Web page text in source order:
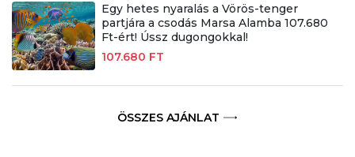
Egy hetes nyaralás a Vörös-tenger
partjára a csodás Marsa Alamba 107.680
Ft-ért! Ússz dugongokkal!
107.680 FT
ÖSSZES AJÁNLAT